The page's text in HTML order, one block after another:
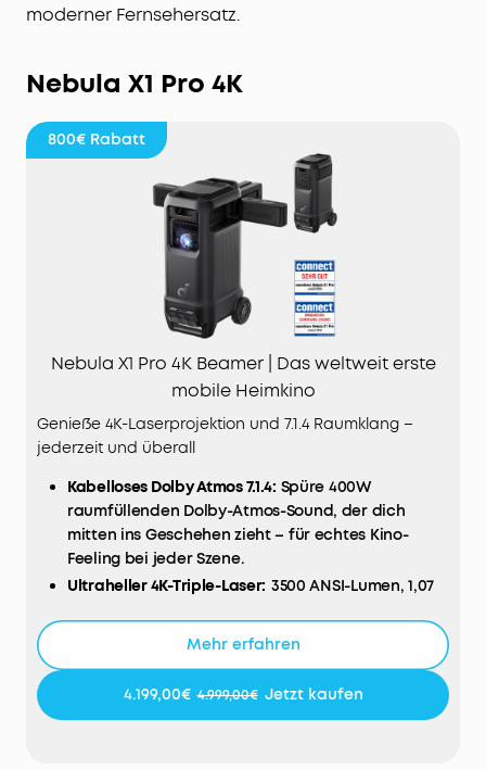
moderner Fernsehersatz.
Nebula X1 Pro 4K
800€ Rabatt
Nebula X1 Pro 4K Beamer | Das weltweit erste
mobile Heimkino
Genieße 4K-Laserprojektion und 7.1.4 Raumklang –
jederzeit und überall
Kabelloses Dolby Atmos 7.1.4: Spüre 400W
raumfüllenden Dolby-Atmos-Sound, der dich
mitten ins Geschehen zieht – für echtes Kino-
Feeling bei jeder Szene.
Ultraheller 4K-Triple-Laser: 3500 ANSI-Lumen, 1,07
für beeindruckende Schärfe und brillante Bilder –
Tiefe Schwarztöne, echter Kinokontrast:
Mit 5000:1
Mehr erfahren
4.199,00€ 4.999,00€ Jetzt kaufen